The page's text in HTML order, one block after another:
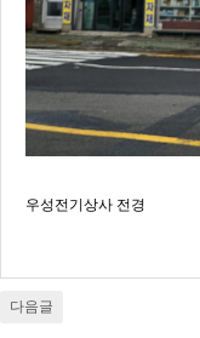
우성전기상사 전경
다음글